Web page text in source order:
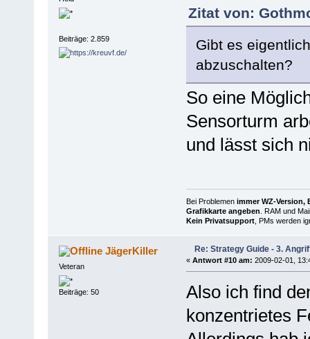
Beiträge: 2.859
Zitat von:
Gibt es
abzuschalten?
So eine
Sensorturm
und lässt sich
Bei Problemen immer WZ-Version,
Grafikkarte angeben . RAM und
Kein Privatsupport, PMs werden
JägerKiller
Veteran
Beiträge: 50
Re: Strategy Guide - 3.
« Antwort #10 am: 2009-02-01,
Also ich find
konzentrietes